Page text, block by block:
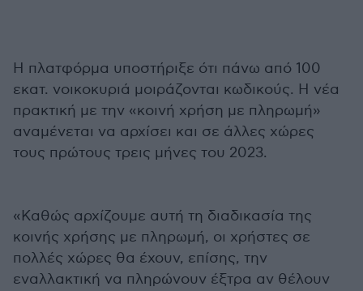
Η πλατφόρμα υποστήριξε ότι πάνω από 100
εκατ. νοικοκυριά μοιράζονται κωδικούς. Η νέα
πρακτική με την «κοινή χρήση με πληρωμή»
αναμένεται να αρχίσει και σε άλλες χώρες
τους πρώτους τρεις μήνες του 2023.
«Καθώς αρχίζουμε αυτή τη διαδικασία της
κοινής χρήσης με πληρωμή, οι χρήστες σε
πολλές χώρες θα έχουν, επίσης, την
εναλλακτική να πληρώνουν έξτρα αν θέλουν